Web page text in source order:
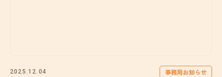
2025.12.04 事務局お知らせ